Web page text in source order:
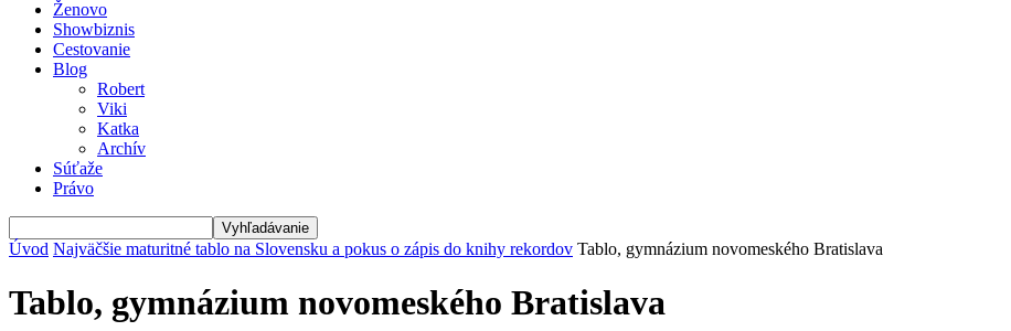
Ženovo
Showbiznis
Cestovanie
Blog
Robert
Viki
Katka
Archív
Súťaže
Právo
Úvod Najväčšie maturitné tablo na Slovensku a pokus o zápis do knihy rekordov Tablo, gymnázium novomeského Bratislava
Tablo, gymnázium novomeského Bratislava